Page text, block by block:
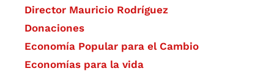
Director Mauricio Rodríguez
Donaciones
Economía Popular para el Cambio
Economías para la vida